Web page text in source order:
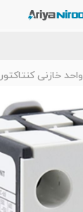
واحد خازنی کنتاکتور 9 تا 40 آمپر هیوندای